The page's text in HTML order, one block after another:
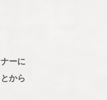
ーに
から